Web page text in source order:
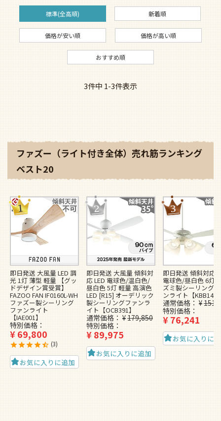
標準(全高順) 新着順
価格が安い順 価格が高い順
おすすめ順
3件中 1-3件表示
ファズー（ライト付き全体）売れ筋ランキング
ベスト20
即日発送 大風量 LED 調
光 1灯 薄型 軽量 【グッ
ドデザイン賞受賞】
FAZOO FAN IF0160L-WH
ファズー製シーリング
ファンライト
【IAE001】
特別価格
¥69,800
3
お気に入りに追加
即日発送 大風量 傾斜対
応 LED 電球色/温白色/
昼白色 5灯 軽量 高演色
LED [R15] オーデリック
製シーリングファンラ
イト【OCB391】
通常価格 ¥179,850
特別価格
¥89,975
お気に入りに追加
即日発送 傾斜対応
電球色/昼白色 6灯
ズミ製シーリング
ンライト【KBB148
通常価格 ¥
特別価格
¥76,241
お気に入りに